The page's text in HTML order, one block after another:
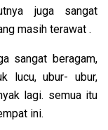
juga sangat
masih terawat .
sangat beragam,
lucu, ubur- ubur,
lagi. semua itu
ini.